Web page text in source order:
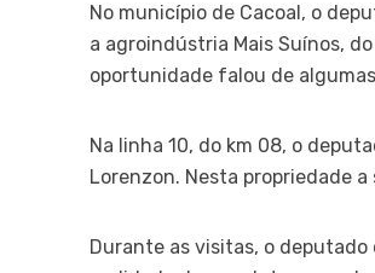
No município de Cacoal, o
a agroindústria Mais Suínos,
oportunidade falou de
Na linha 10, do km 08, o
Lorenzon. Nesta propriedade
Durante as visitas, o